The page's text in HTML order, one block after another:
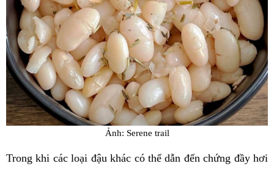
Ảnh: Serene trail
Trong khi các loại đậu khác có thể dẫn đến chứng đầy hơi